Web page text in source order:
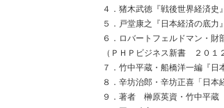
４．猪木武徳『戦後世界経済
５．戸堂康之『日本経済の底
６．ロバートフェルドマン・
（ＰＨＰビジネス新書 ２０１
７．竹中平蔵・船橋洋一編『
８．辛坊治郎・辛坊正喜「日
９．著者 榊原英資・竹中平